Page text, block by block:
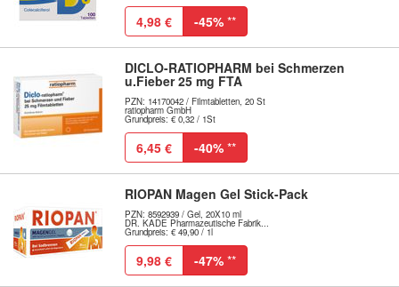
4,98 € -45% **
DICLO-RATIOPHARM bei Schmerzen
u.Fieber 25 mg FTA
PZN: 14170042 / Filmtabletten, 20 St
ratiopharm GmbH
Grundpreis: € 0,32 / 1St
6,45 € -40% **
RIOPAN Magen Gel Stick-Pack
PZN: 8592939 / Gel, 20X10 ml
DR. KADE Pharmazeutische Fabrik...
Grundpreis: € 49,90 / 1l
9,98 € -47% **